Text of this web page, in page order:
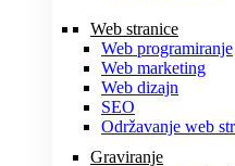
Web stranice
Web programiranje
Web marketing
Web dizajn
SEO
Održavanje web
Graviranje